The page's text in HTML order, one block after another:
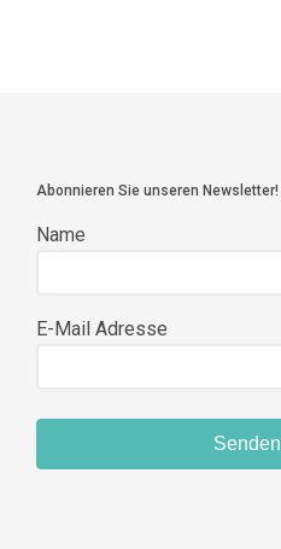
Abonnieren Sie unseren Newsletter!
Name
E-Mail Adresse
Senden